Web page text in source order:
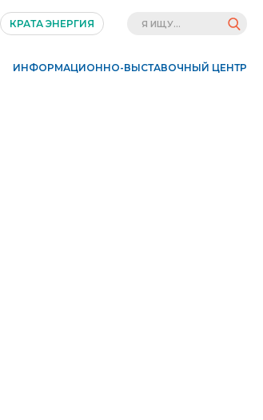
КРАТА ЭНЕРГИЯ
ИНФОРМАЦИОННО-ВЫСТАВОЧНЫЙ ЦЕНТР